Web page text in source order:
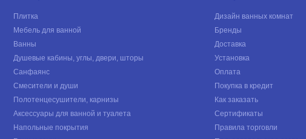
Плитка
Мебель для ванной
Ванны
Душевые кабины, углы, двери, шторы
Санфаянс
Смесители и души
Полотенцесушители, карнизы
Аксессуары для ванной и туалета
Напольные покрытия
Дизайн ванных комнат
Бренды
Доставка
Установка
Оплата
Покупка в кредит
Как заказать
Сертификаты
Правила торговли